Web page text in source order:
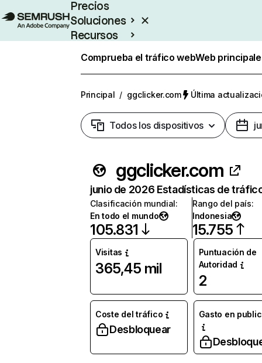
Precios
Soluciones
Recursos
Comprueba el tráfico webWeb
Principal / ggclicker.com Última
Todos los dispositivos
ggclicker.com
junio de 2026 Estadísticas de
Clasificación mundial:
En todo el mundo
105.831
Rango del país:
Indonesia
15.755
Visitas
365,45 mil
Puntuación de
Autoridad
2
Coste del tráfico
Desbloquear
Gasto en